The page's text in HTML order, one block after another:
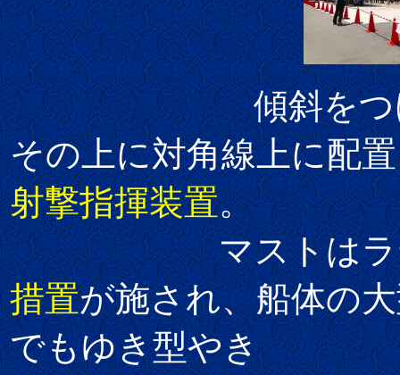
傾斜を
その上に対角線上に配
射撃指揮装置。
マストはラティ
措置が施され、船体の
でもゆき型やき